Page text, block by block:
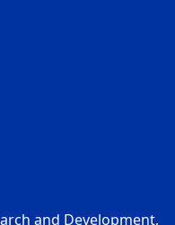
and Development,